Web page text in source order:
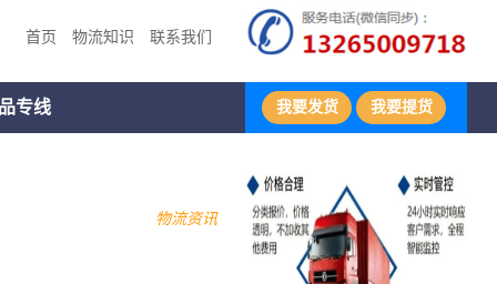
首页 物流知识 联系我们
专线 我要发货 我要提货
物流资讯